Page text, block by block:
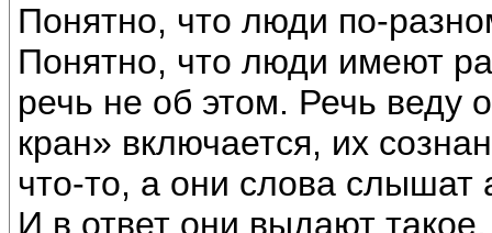
Понятно, что люди по-
Понятно, что люди имеют
речь не об этом. Речь веду
кран» включается, их
что-то, а они слова слышат
И в ответ они выдают